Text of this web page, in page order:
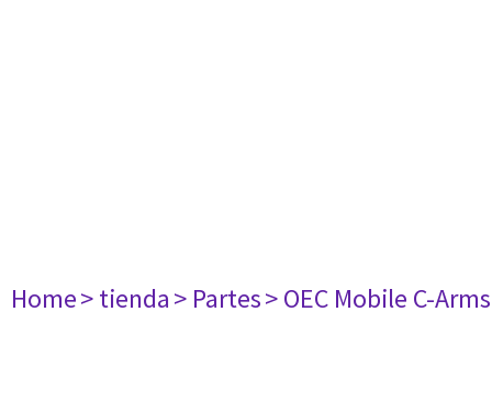
Home> tienda> Partes> OEC Mobile C-Arms